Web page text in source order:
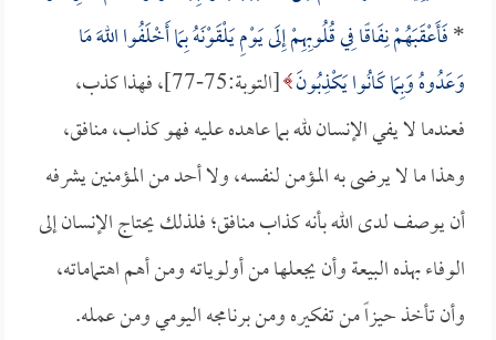
*فَأَعْقَبَهُمْ نِفَاقًا فِي قُلُوبِهِمْ إِلَى يَوْمِ يَلْقَوْنَهُ بِمَا أَخْلَفُوا اللهَ مَا
وَعَدُوهُ وَبِمَا كَانُوا يَكْذِبُونَ
[التوبة:75-77]، فهذا كذب،
فعندما لا يفي الإنسان لله بما عاهده عليه فهو كذاب، منافق،
وهذا ما لا يرضى به المؤمن لنفسه، ولا أحد من المؤمنين يشرفه
أن يوصف لدى الله بأنه كذاب منافق؛ فلذلك يحتاج الإنسان إلى
الوفاء بهذه البيعة وأن يجعلها من أولوياته ومن أهم اهتماماته،
وأن تأخذ حيزاً من تفكيره ومن برنامجه اليومي ومن عمله.